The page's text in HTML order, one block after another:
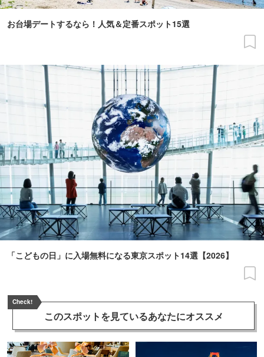
お台場デートするなら！人気＆定番スポット15選
「こどもの日」に入場無料になる東京スポット14選【2026】
Check!
このスポットを見ているあなたにオススメ